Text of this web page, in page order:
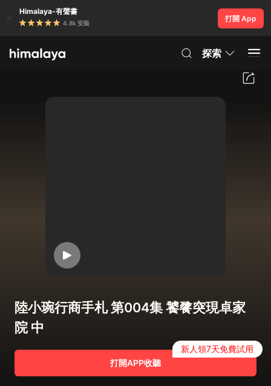
Himalaya-有聲書
4.8k 安裝
打開 App
探索
陸小琬行商手札 第004集 饕餮突現卓家
院 中
打開APP收聽
新人領7天免費試用